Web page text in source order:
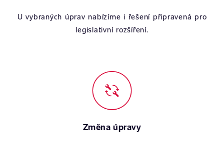
U vybraných úprav nabízíme i řešení připravená pro
legislativní rozšíření.
Změna úpravy